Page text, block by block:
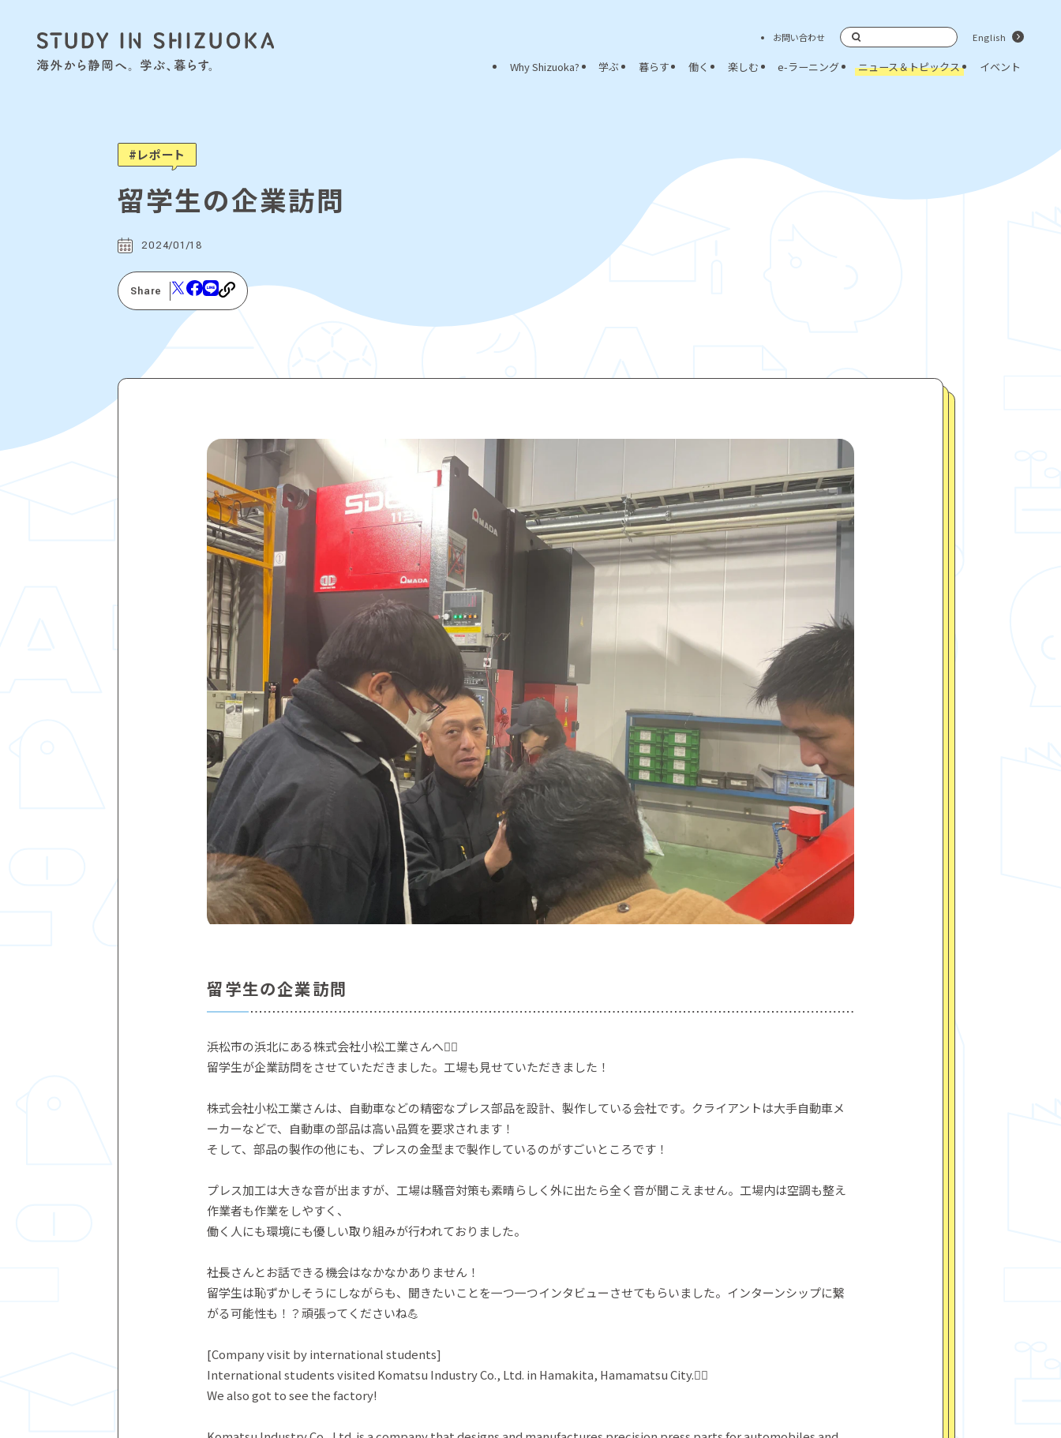
Why Shizuoka? 学ぶ 暮らす 働く 楽しむ e-ラーニング ニュース＆トピックス イベント
お問い合わせ English
レポート
留学生の企業訪問
2024/01/18
Share
留学生の企業訪問
浜松市の浜北にある株式会社小松工業さんへ🚶‍♂️
留学生が企業訪問をさせていただきました。工場も見せていただきました！
株式会社小松工業さんは、自動車などの精密なプレス部品を設計、製作している会社です。クライアントは大手自動車メ
ーカーなどで、自動車の部品は高い品質を要求されます！
そして、部品の製作の他にも、プレスの金型まで製作しているのがすごいところです！
プレス加工は大きな音が出ますが、工場は騒音対策も素晴らしく外に出たら全く音が聞こえません。工場内は空調も整え
作業者も作業をしやすく、
働く人にも環境にも優しい取り組みが行われておりました。
社長さんとお話できる機会はなかなかありません！
留学生は恥ずかしそうにしながらも、聞きたいことを一つ一つインタビューさせてもらいました。インターンシップに繋
がる可能性も！？頑張ってくださいね💪
[Company visit by international students]
International students visited Komatsu Industry Co., Ltd. in Hamakita, Hamamatsu City.🚶‍♂️
We also got to see the factory!